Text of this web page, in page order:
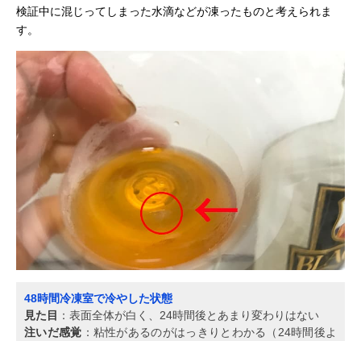
検証中に混じってしまった水滴などが凍ったものと考えられま
す。
48時間冷凍室で冷やした状態
見た目 ：表面全体が白く、24時間後とあまり変わりはない
注いだ感覚 ：粘性があるのがはっきりとわかる（24時間後よ